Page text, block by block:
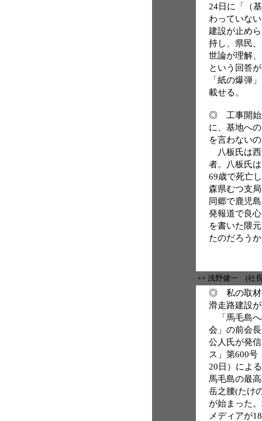
24日に「（
わっていな
建設が止め
持し、県民
世論が理解
という回答
「紙の爆弾
載せる。
◎ 工事開始
に、基地へ
を言わない
八板氏は西
者。八板氏
69歳で死亡
森県むつ支
同郷で鹿児
発報道で良
を書いた隈
たのだろう
++ 浅野健一 (社
◎ 私の取材
滑走路建設
「馬毛島へ
会」の前会
公人氏が発
ス」第600号
20日）によ
馬毛島の最
岳之腰(たけ
が始まった
メディアが